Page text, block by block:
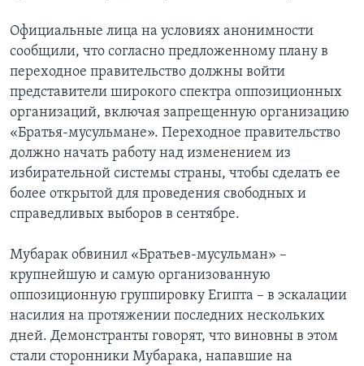
Официальные лица на условиях анонимности
сообщили, что согласно предложенному плану в
переходное правительство должны войти
представители широкого спектра оппозиционных
организаций, включая запрещенную организацию
«Братья-мусульмане». Переходное правительство
должно начать работу над изменением из
избирательной системы страны, чтобы сделать ее
более открытой для проведения свободных и
справедливых выборов в сентябре.
Мубарак обвинил «Братьев-мусульман» –
крупнейшую и самую организованную
оппозиционную группировку Египта – в эскалации
насилия на протяжении последних нескольких
дней. Демонстранты говорят, что виновны в этом
стали сторонники Мубарака, напавшие на